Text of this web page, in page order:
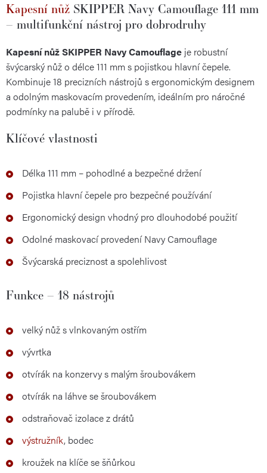
Kapesní nůž SKIPPER Navy Camouflage 111 mm
– multifunkční nástroj pro dobrodruhy
Kapesní nůž SKIPPER Navy Camouflage je robustní
švýcarský nůž o délce 111 mm s pojistkou hlavní čepele.
Kombinuje 18 precizních nástrojů s ergonomickým designem
a odolným maskovacím provedením, ideálním pro náročné
podmínky na palubě i v přírodě.
Klíčové vlastnosti
Délka 111 mm – pohodlné a bezpečné držení
Pojistka hlavní čepele pro bezpečné používání
Ergonomický design vhodný pro dlouhodobé použití
Odolné maskovací provedení Navy Camouflage
Švýcarská preciznost a spolehlivost
Funkce – 18 nástrojů
velký nůž s vlnkovaným ostřím
vývrtka
otvírák na konzervy s malým šroubovákem
otvírák na láhve se šroubovákem
odstraňovač izolace z drátů
výstružník, bodec
kroužek na klíče se šňůrkou